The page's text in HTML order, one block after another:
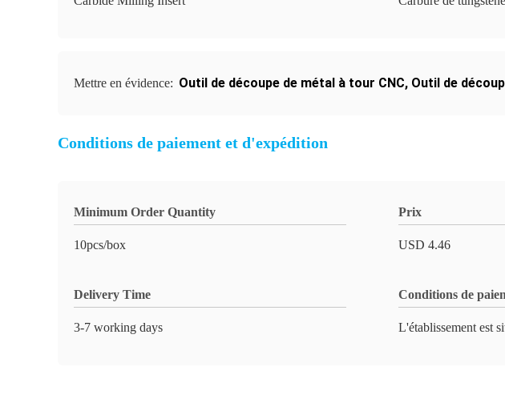
Mettre en évidence: Outil de découpe de métal à tour CNC, Outil de
Conditions de paiement et d'expédition
Minimum Order Quantity
10pcs/box
Prix
USD 4.46
Delivery Time
3-7 working days
Conditions de
L'établissement est